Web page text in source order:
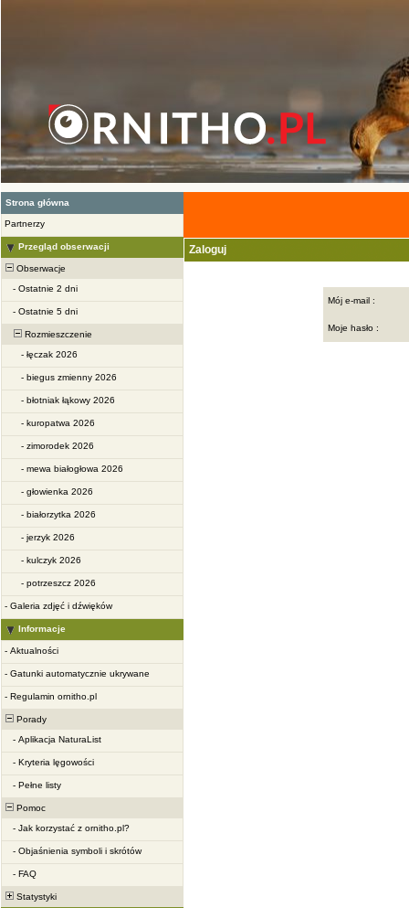
Strona główna
Partnerzy
Przegląd obserwacji
Obserwacje
- Ostatnie 2 dni
- Ostatnie 5 dni
Rozmieszczenie
- łęczak 2026
- biegus zmienny 2026
- błotniak łąkowy 2026
- kuropatwa 2026
- zimorodek 2026
- mewa białogłowa 2026
- głowienka 2026
- białorzytka 2026
- jerzyk 2026
- kulczyk 2026
- potrzeszcz 2026
- Galeria zdjęć i dźwięków
Informacje
- Aktualności
- Gatunki automatycznie ukrywane
- Regulamin ornitho.pl
Porady
- Aplikacja NaturaList
- Kryteria lęgowości
- Pełne listy
Pomoc
- Jak korzystać z ornitho.pl?
- Objaśnienia symboli i skrótów
- FAQ
Statystyki
Zaloguj
Mój e-mail :
Moje hasło :